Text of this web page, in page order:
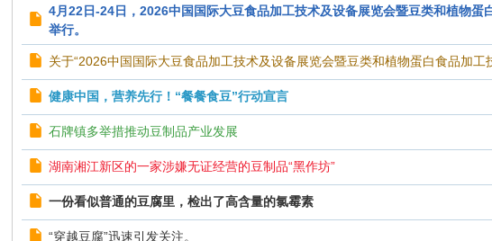
4月22日-24日，2026中国国际大豆食品加工技术及设备展览会暨豆类和植物
举行。
关于“2026中国国际大豆食品加工技术及设备展览会暨豆类和植物蛋白食品加工
健康中国，营养先行！“餐餐食豆”行动宣言
石牌镇多举措推动豆制品产业发展
湖南湘江新区的一家涉嫌无证经营的豆制品“黑作坊”
一份看似普通的豆腐里，检出了高含量的氯霉素
“穿越豆腐”迅速引发关注。